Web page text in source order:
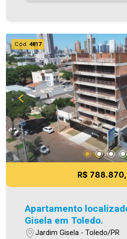
agende uma visita! Imobiliária Ativa | Sinta-se em
casa! - As informações aqui prestadas são
verdadeiras, todavia,
corrigir qualquer erro de
bem como alteração dos
Fotos meramente ilustrativas
Cód. 4817
R$
Apartamento
Gisela em Toledo.
Jardim Gisela - Toledo/PR